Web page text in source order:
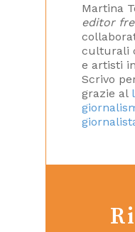
Martina
editor
culturali
e artisti
Scrivo
grazie al